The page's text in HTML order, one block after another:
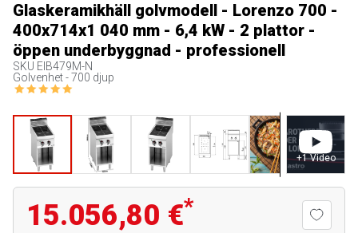
Glaskeramikhäll golvmodell - Lorenzo 700 -
400x714x1 040 mm - 6,4 kW - 2 plattor -
öppen underbyggnad - professionell
SKU EIB479M-N
Golvenhet - 700 djup
+1 Video
15.056,80 €*